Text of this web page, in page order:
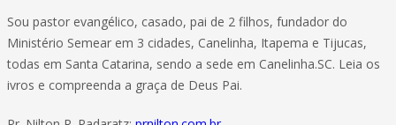
Sou pastor evangélico, casado, pai de 2 filhos, fundador do
Ministério Semear em 3 cidades, Canelinha, Itapema e Tijucas,
todas em Santa Catarina, sendo a sede em Canelinha.SC. Leia os
ivros e compreenda a graça de Deus Pai.